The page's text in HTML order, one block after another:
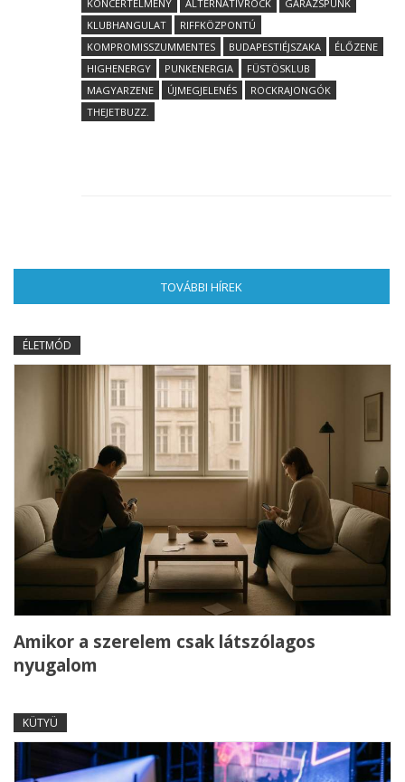
KONCERTÉLMÉNY ALTERNATÍVROCK
GARÁZSPUNK
KLUBHANGULAT
RIFFKÖZPONTÚ
KOMPROMISSZUMMENTES
BUDAPESTIÉJSZAKA
ÉLŐZENE
HIGHENERGY
PUNKENERGIA
FÜSTÖSKLUB
MAGYARZENE
ÚJMEGJELENÉS
ROCKRAJONGÓK
THEJETBUZZ.
TOVÁBBI HÍREK
ÉLETMÓD
Amikor a szerelem csak látszólagos
nyugalom
KÜTYÜ